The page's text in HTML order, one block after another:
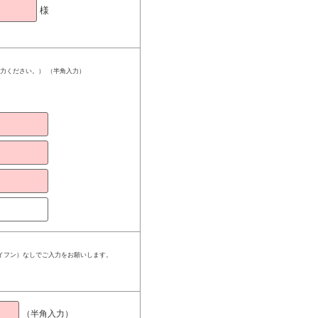
様
ください。） （半角入力）
ン）なしでご入力をお願いします。
（半角入力）